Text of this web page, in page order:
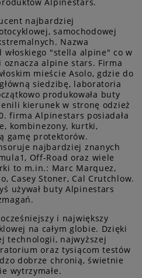
najbardziej
samochodowej
Nazwa
"stella alpine" co w
alpine stars. Firma
mieście Asolo, gdzie do
siedzibę, laboratoria
produkowała buty
kierunek w stronę odzież
firma Alpinestars posiadała
, kombinezony, kurtki,
gamę protektorów.
najbardziej znanych
Off-Road oraz wiele
to m.in.: Marc Marquez,
Casey Stoner, Cal Crutchlow.
używał buty Alpinestars
i największy
na całym globie. Dzięki
technologii, najwyższej
oraz tysiącom testów
dobrze chronią, świetnie
wytrzymałe.